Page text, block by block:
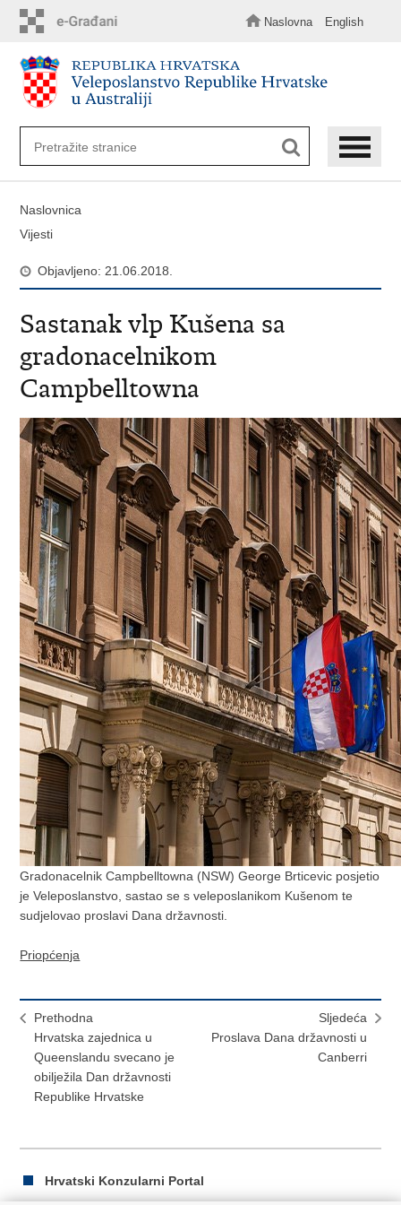
sadržaj
Naslovna English
Naslovnica
Vijesti
Objavljeno: 21.06.2018.
Sastanak vlp Kušena sa
gradonacelnikom
Campbelltowna
Gradonacelnik Campbelltowna (NSW) George Brticevic posjetio
je Veleposlanstvo, sastao se s veleposlanikom Kušenom te
sudjelovao proslavi Dana državnosti.
Priopćenja
Prethodna
Hrvatska zajednica u
Queenslandu svecano je
obilježila Dan državnosti
Republike Hrvatske
Sljedeća
Proslava Dana državnosti u
Canberri
Hrvatski Konzularni Portal